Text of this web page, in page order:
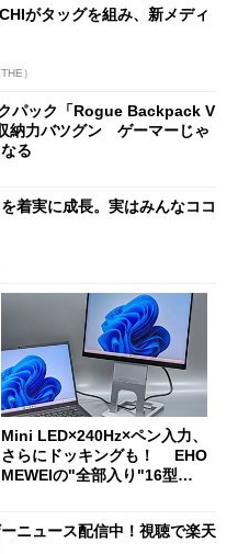
がタッグを組み、新メディ
）
パック「Rogue Backpack V
納力バツグン ゲーマーじゃ
る
着実に成長。実はみんなココ
Mini LED×240Hz×ペン入力、
さらにドッキングも！ EHO
MEWEIの"全部入り"16型モ
ーニュース配信中！視聴で楽天